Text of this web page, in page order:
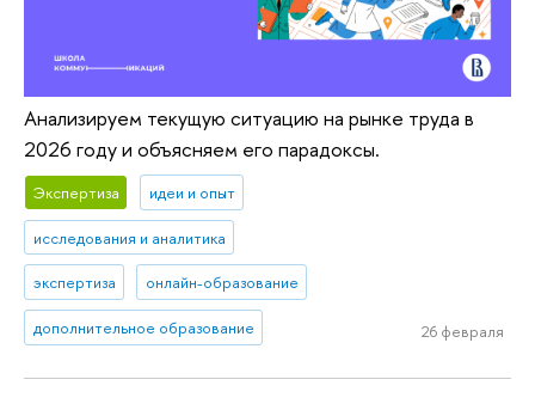
Анализируем текущую ситуацию на рынке труда в
2026 году и объясняем его парадоксы.
Экспертиза идеи и опыт
исследования и аналитика
экспертиза онлайн-образование
дополнительное образование 26 февраля